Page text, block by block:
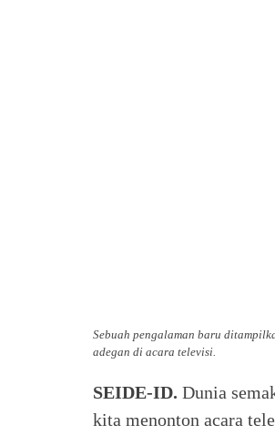
Sebuah pengalaman baru
adegan di acara televisi.
SEIDE-ID. Dunia
kita menonton acara